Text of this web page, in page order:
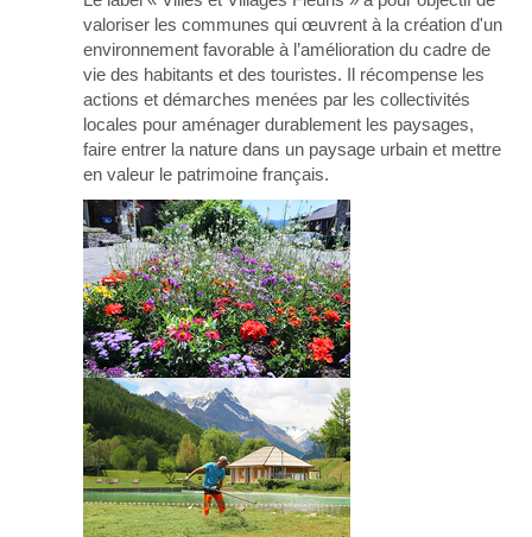
valoriser les communes qui œuvrent à la création d'un
environnement favorable à l’amélioration du cadre de
vie des habitants et des touristes. Il récompense les
actions et démarches menées par les collectivités
locales pour aménager durablement les paysages,
faire entrer la nature dans un paysage urbain et mettre
en valeur le patrimoine français.